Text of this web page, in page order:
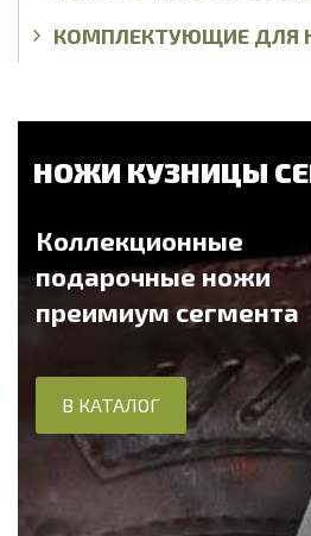
КОМПЛЕКТУЮЩИЕ ДЛЯ
НОЖИ КУЗНИЦЫ
Коллекционные
подарочные ножи
преимиум сегмента
В КАТАЛОГ